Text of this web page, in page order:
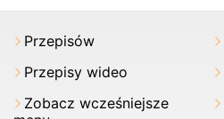
Przepisów
Przepisy wideo
Zobacz wcześniejsze